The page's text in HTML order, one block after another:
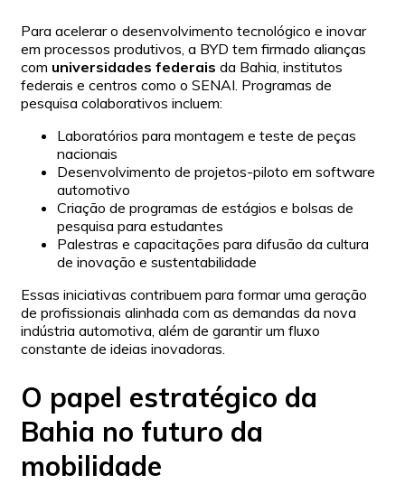
Para acelerar o desenvolvimento tecnológico e inovar
em processos produtivos, a BYD tem firmado alianças
com universidades federais da Bahia, institutos
federais e centros como o SENAI. Programas de
pesquisa colaborativos incluem:
Laboratórios para montagem e teste de peças
nacionais
Desenvolvimento de projetos-piloto em software
automotivo
Criação de programas de estágios e bolsas de
pesquisa para estudantes
Palestras e capacitações para difusão da cultura
de inovação e sustentabilidade
Essas iniciativas contribuem para formar uma geração
de profissionais alinhada com as demandas da nova
indústria automotiva, além de garantir um fluxo
constante de ideias inovadoras.
O papel estratégico da
Bahia no futuro da
mobilidade